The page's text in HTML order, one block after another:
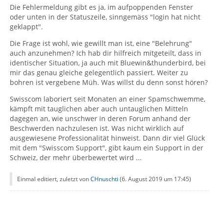
Die Fehlermeldung gibt es ja, im aufpoppenden Fenster
oder unten in der Statuszeile, sinngemäss "login hat nicht
geklappt".
Die Frage ist wohl, wie gewillt man ist, eine "Belehrung"
auch anzunehmen? Ich hab dir hilfreich mitgeteilt, dass in
identischer Situation, ja auch mit Bluewin&thunderbird, bei
mir das genau gleiche gelegentlich passiert. Weiter zu
bohren ist vergebene Müh. Was willst du denn sonst hören?
Swisscom laboriert seit Monaten an einer Spamschwemme,
kämpft mit tauglichen aber auch untauglichen Mitteln
dagegen an, wie unschwer in deren Forum anhand der
Beschwerden nachzulesen ist. Was nicht wirklich auf
ausgewiesene Professionalität hinweist. Dann dir viel Glück
mit dem "Swisscom Support", gibt kaum ein Support in der
Schweiz, der mehr überbewertet wird ...
Einmal editiert, zuletzt vonCHnuschti (6. August 2019 um 17:45)